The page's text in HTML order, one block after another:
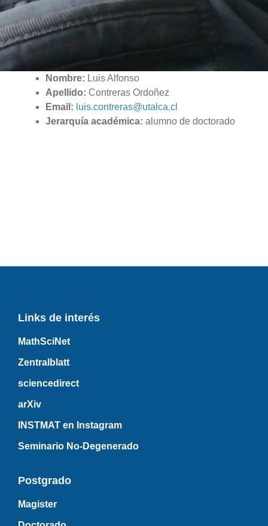
Nombre: Luis Alfonso
Apellido: Contreras Ordoñez
Email: luis.contreras@utalca.cl
Jerarquía académica: alumno de doctorado
Links de interés
MathSciNet
Zentralblatt
sciencedirect
arXiv
INSTMAT en Instagram
Seminario No-Degenerado
Postgrado
Magister